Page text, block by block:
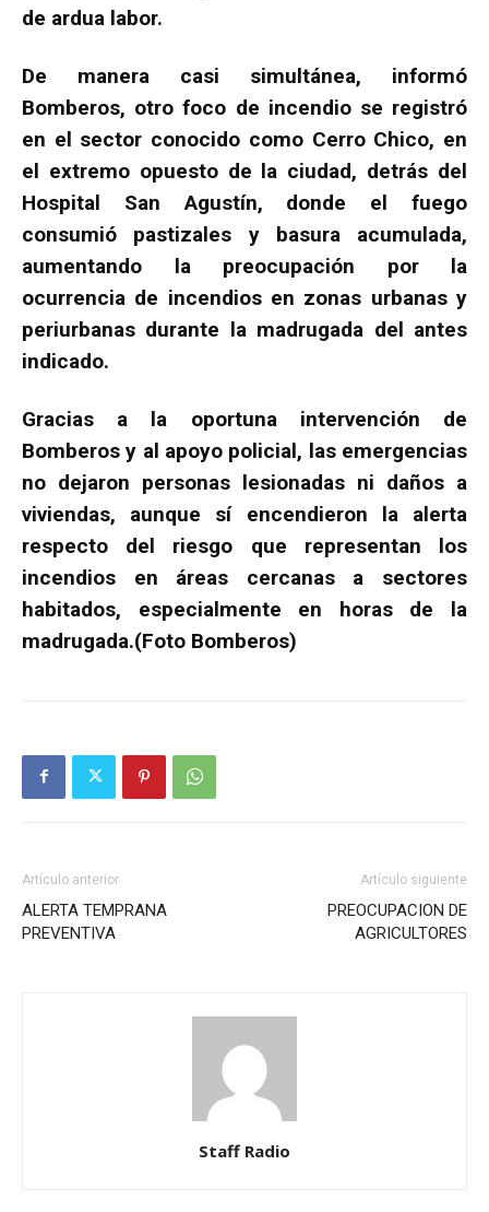
de ardua labor.
De manera casi simultánea, informó
Bomberos, otro foco de incendio se registró
en el sector conocido como Cerro Chico, en
el extremo opuesto de la ciudad, detrás del
Hospital San Agustín, donde el fuego
consumió pastizales y basura acumulada,
aumentando la preocupación por la
ocurrencia de incendios en zonas urbanas y
periurbanas durante la madrugada del antes
indicado.
Gracias a la oportuna intervención de
Bomberos y al apoyo policial, las emergencias
no dejaron personas lesionadas ni daños a
viviendas, aunque sí encendieron la alerta
respecto del riesgo que representan los
incendios en áreas cercanas a sectores
habitados, especialmente en horas de la
madrugada.(Foto Bomberos)
Artículo anterior
ALERTA TEMPRANA
PREVENTIVA
Artículo siguiente
PREOCUPACION DE
AGRICULTORES
Staff Radio